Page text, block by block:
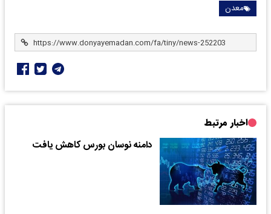
معدن
اخبار مرتبط
دامنه نوسان بورس کاهش یافت